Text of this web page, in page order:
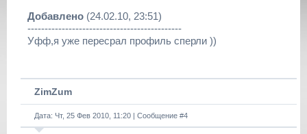
Добавлено (24.02.10, 23:51)
---------------------------------------------
Уфф,я уже пересрал профиль сперли ))
ZimZum
Дата: Чт, 25 Фев 2010, 11:20 | Сообщение #4